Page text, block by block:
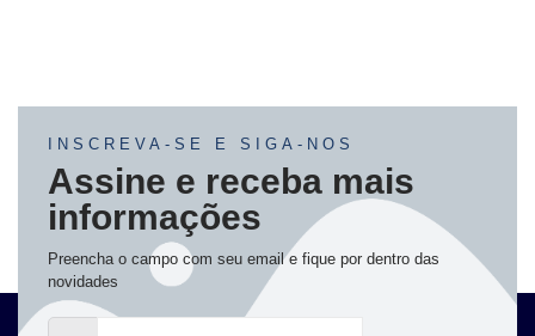
INSCREVA-SE E SIGA-NOS
Assine e receba mais
informações
Preencha o campo com seu email e fique por dentro das
novidades